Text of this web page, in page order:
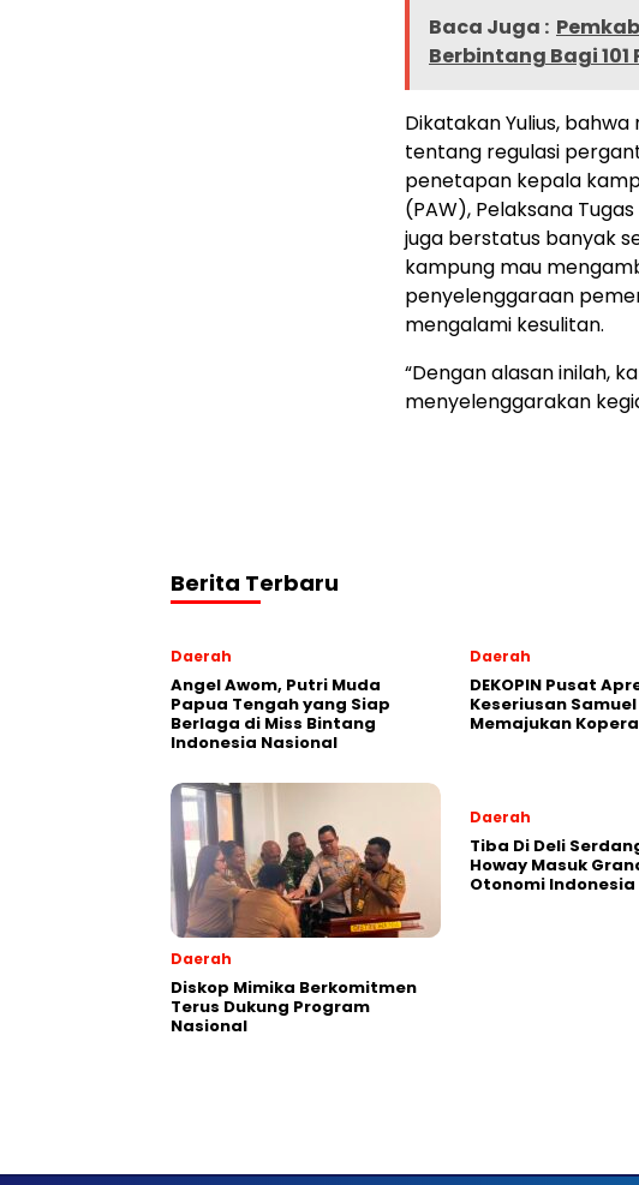
Baca Juga :
Berbintang Bagi
Dikatakan Yulius,
tentang regulasi
penetapan kepala
(PAW), Pelaksana
juga berstatus banyak
kampung mau
penyelenggaraan
mengalami kesulitan.
“Dengan alasan inilah,
menyelenggarakan
Berita Terbaru
Daerah
Angel Awom, Putri Muda
Papua Tengah yang Siap
Berlaga di Miss Bintang
Indonesia Nasional
Daerah
DEKOPIN Pusat
Keseriusan
Memajukan
Daerah
Diskop Mimika Berkomitmen
Terus Dukung Program
Nasional
Daerah
Tiba Di Deli
Howay Masuk
Otonomi Indonesia